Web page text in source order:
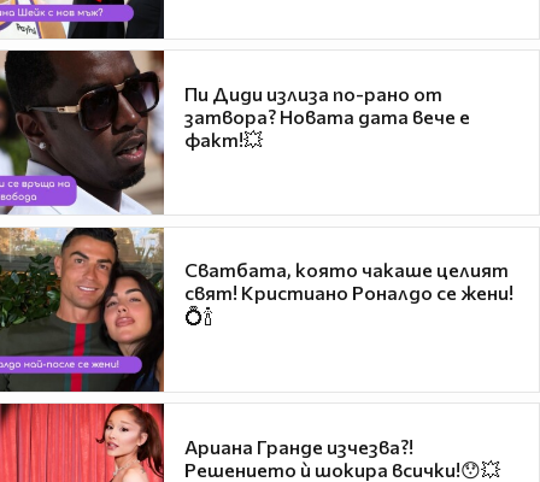
Пи Диди излиза по-рано от
затвора? Новата дата вече е
факт!💥
Сватбата, която чакаше целият
свят! Кристиано Роналдо се жени!
💍🍾
Ариана Гранде изчезва?!
Решението ѝ шокира всички!😯💥